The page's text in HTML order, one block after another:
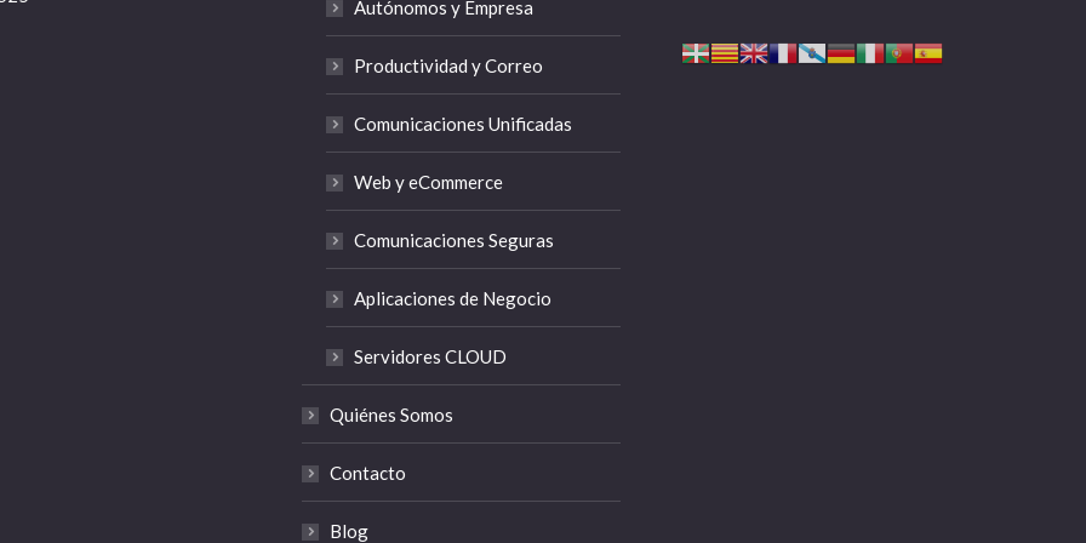
Autónomos y Empresa
Productividad y Correo
Comunicaciones Unificadas
Web y eCommerce
Comunicaciones Seguras
Aplicaciones de Negocio
Servidores CLOUD
Quiénes Somos
Contacto
Blog